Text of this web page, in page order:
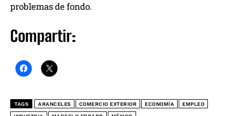
problemas de fondo.
Compartir:
TAGS ARANCELES COMERCIO EXTERIOR ECONOMÍA EMPLEO